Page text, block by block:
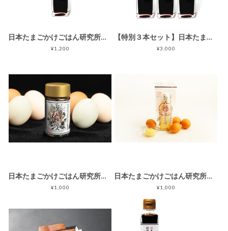
日本たまごかけごはん研究所公式醤油
¥1,200
【特別３本セット】日本たまごかけごはん研究所公式醤油
¥3,000
日本たまごかけごはん研究所公式七味【壱式】
¥1,000
日本たまごかけごはん研究所公式マヨネーズ
¥1,000